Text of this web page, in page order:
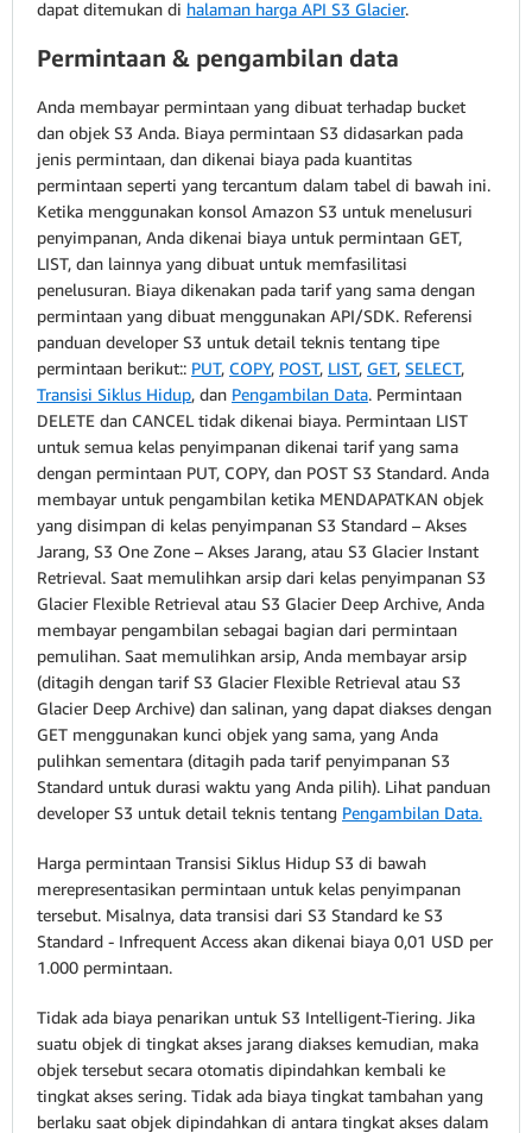
dapat ditemukan di halaman harga API S3 Glacier.
Permintaan & pengambilan data
Anda membayar permintaan yang dibuat terhadap bucket
dan objek S3 Anda. Biaya permintaan S3 didasarkan pada
jenis permintaan, dan dikenai biaya pada kuantitas
permintaan seperti yang tercantum dalam tabel di bawah ini.
Ketika menggunakan konsol Amazon S3 untuk menelusuri
penyimpanan, Anda dikenai biaya untuk permintaan GET,
LIST, dan lainnya yang dibuat untuk memfasilitasi
penelusuran. Biaya dikenakan pada tarif yang sama dengan
permintaan yang dibuat menggunakan API/SDK. Referensi
panduan developer S3 untuk detail teknis tentang tipe
permintaan berikut:: PUT, COPY, POST, LIST, GET, SELECT,
Transisi Siklus Hidup, dan Pengambilan Data. Permintaan
DELETE dan CANCEL tidak dikenai biaya. Permintaan LIST
untuk semua kelas penyimpanan dikenai tarif yang sama
dengan permintaan PUT, COPY, dan POST S3 Standard. Anda
membayar untuk pengambilan ketika MENDAPATKAN objek
yang disimpan di kelas penyimpanan S3 Standard – Akses
Jarang, S3 One Zone – Akses Jarang, atau S3 Glacier Instant
Retrieval. Saat memulihkan arsip dari kelas penyimpanan S3
Glacier Flexible Retrieval atau S3 Glacier Deep Archive, Anda
membayar pengambilan sebagai bagian dari permintaan
pemulihan. Saat memulihkan arsip, Anda membayar arsip
(ditagih dengan tarif S3 Glacier Flexible Retrieval atau S3
Glacier Deep Archive) dan salinan, yang dapat diakses dengan
GET menggunakan kunci objek yang sama, yang Anda
pulihkan sementara (ditagih pada tarif penyimpanan S3
Standard untuk durasi waktu yang Anda pilih). Lihat panduan
developer S3 untuk detail teknis tentang Pengambilan Data.
Harga permintaan Transisi Siklus Hidup S3 di bawah
merepresentasikan permintaan untuk kelas penyimpanan
tersebut. Misalnya, data transisi dari S3 Standard ke S3
Standard - Infrequent Access akan dikenai biaya 0,01 USD per
1.000 permintaan.
Tidak ada biaya penarikan untuk S3 Intelligent-Tiering. Jika
suatu objek di tingkat akses jarang diakses kemudian, maka
objek tersebut secara otomatis dipindahkan kembali ke
tingkat akses sering. Tidak ada biaya tingkat tambahan yang
berlaku saat objek dipindahkan di antara tingkat akses dalam